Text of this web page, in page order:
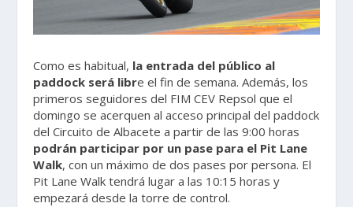
Como es habitual, la entrada del público al
paddock será libre el fin de semana. Además, los
primeros seguidores del FIM CEV Repsol que el
domingo se acerquen al acceso principal del paddock
del Circuito de Albacete a partir de las 9:00 horas
podrán participar por un pase para el Pit Lane
Walk, con un máximo de dos pases por persona. El
Pit Lane Walk tendrá lugar a las 10:15 horas y
empezará desde la torre de control.